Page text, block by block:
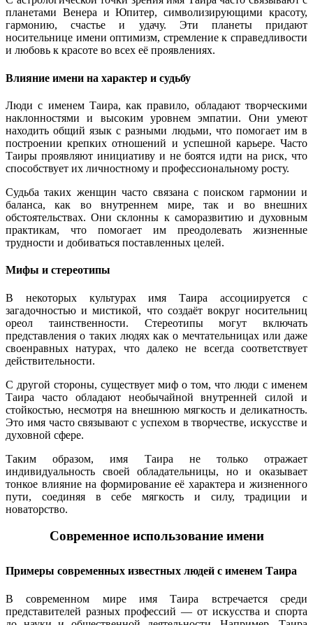
планетами Венера и Юпитер, символизирующими красоту,
гармонию, счастье и удачу. Эти планеты придают
носительнице имени оптимизм, стремление к справедливости
и любовь к красоте во всех её проявлениях.
Влияние имени на характер и судьбу
Люди с именем Таира, как правило, обладают творческими
наклонностями и высоким уровнем эмпатии. Они умеют
находить общий язык с разными людьми, что помогает им в
построении крепких отношений и успешной карьере. Часто
Таиры проявляют инициативу и не боятся идти на риск, что
способствует их личностному и профессиональному росту.
Судьба таких женщин часто связана с поиском гармонии и
баланса, как во внутреннем мире, так и во внешних
обстоятельствах. Они склонны к саморазвитию и духовным
практикам, что помогает им преодолевать жизненные
трудности и добиваться поставленных целей.
Мифы и стереотипы
В некоторых культурах имя Таира ассоциируется с
загадочностью и мистикой, что создаёт вокруг носительниц
ореол таинственности. Стереотипы могут включать
представления о таких людях как о мечтательницах или даже
своенравных натурах, что далеко не всегда соответствует
действительности.
С другой стороны, существует миф о том, что люди с именем
Таира часто обладают необычайной внутренней силой и
стойкостью, несмотря на внешнюю мягкость и деликатность.
Это имя часто связывают с успехом в творчестве, искусстве и
духовной сфере.
Таким образом, имя Таира не только отражает
индивидуальность своей обладательницы, но и оказывает
тонкое влияние на формирование её характера и жизненного
пути, соединяя в себе мягкость и силу, традиции и
новаторство.
Современное использование имени
Примеры современных известных людей с именем Таира
В современном мире имя Таира встречается среди
представителей разных профессий — от искусства и спорта